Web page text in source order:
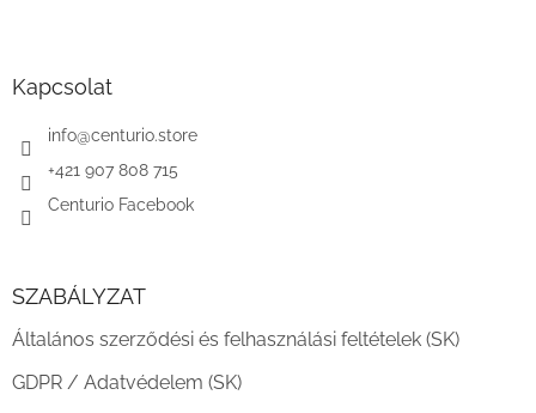
Kapcsolat
info@centurio.store
+421 907 808 715
Centurio Facebook
SZABÁLYZAT
Általános szerződési és felhasználási feltételek (SK)
GDPR / Adatvédelem (SK)